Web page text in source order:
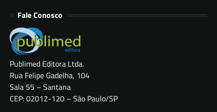
Fale Conosco
Publimed Editora Ltda.
Rua Felipe Gadelha, 104
Sala 55 – Santana
CEP: 02012-120 – São Paulo/SP